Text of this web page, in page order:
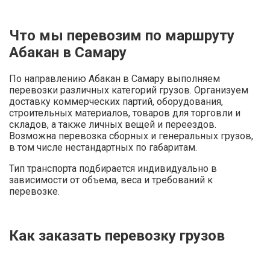
Что мы перевозим по маршруту
Абакан в Самару
По направлению Абакан в Самару выполняем
перевозки различных категорий грузов. Организуем
доставку коммерческих партий, оборудования,
строительных материалов, товаров для торговли и
складов, а также личных вещей и переездов.
Возможна перевозка сборных и генеральных грузов,
в том числе нестандартных по габаритам.
Тип транспорта подбирается индивидуально в
зависимости от объема, веса и требований к
перевозке.
Как заказать перевозку грузов